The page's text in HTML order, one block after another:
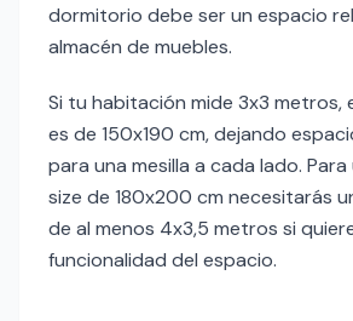
dormitorio debe ser un espacio
almacén de muebles.
Si tu habitación mide 3x3 metros,
es de 150x190 cm, dejando
para una mesilla a cada lado.
size de 180x200 cm necesitarás
de al menos 4x3,5 metros si
funcionalidad del espacio.